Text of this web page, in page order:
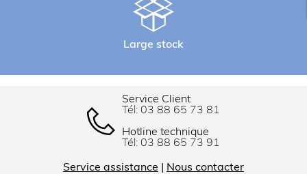
Large stock
Service Client
Tél: 03 88 65 73 81
Hotline technique
Tél: 03 88 65 73 91
Service assistance Nous contacter